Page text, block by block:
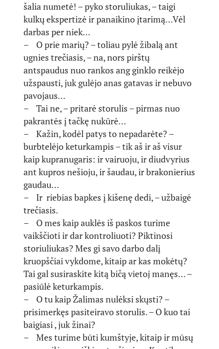
šalia numetė! – pyko storuliukas, – taigi
kulkų ekspertizė ir panaikino įtarimą…Vėl
darbas per niek…
– O prie marių? – toliau pylė žibalą ant
ugnies trečiasis, – na, nors pirštų
antspaudus nuo rankos ang ginklo reikėjo
užspausti, juk gulėjo anas gatavas ir nebuvo
pavojaus…
– Tai ne, – pritarė storulis – pirmas nuo
pakrantės į tačkę nukūrė…
– Kažin, kodėl patys to nepadarėte? –
burbtelėjo keturkampis – tik aš ir aš visur
kaip kupranugaris: ir vairuoju, ir diudvyrius
ant kupros nešioju, ir šaudau, ir brakonierius
gaudau…
– Ir riebias bapkes į kišenę dedi, – užbaigė
trečiasis.
– O mes kaip auklės iš paskos turime
vaikščioti ir dar kontroliuoti? Piktinosi
storiuliukas? Mes gi savo darbo dalį
kruopščiai vykdome, kitaip ar kas mokėtų?
Tai gal susiraskite kitą bičą vietoj manęs… –
pasiūlė keturkampis.
– O tu kaip Žalimas nulėksi skųsti? –
prisimerkęs pasiteiravo storulis. – O kuo tai
baigiasi , juk žinai?
– Mes turime būti kumštyje, kitaip ir mūsų